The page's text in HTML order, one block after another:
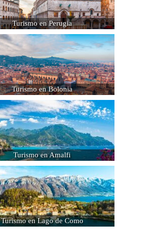
Turismo en Perugia
Turismo en Bolonia
Turismo en Amalfi
Turismo en Lago de Como